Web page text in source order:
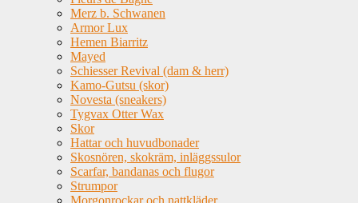
Merz b. Schwanen
Armor Lux
Hemen Biarritz
Mayed
Schiesser Revival (dam & herr)
Kamo-Gutsu (skor)
Novesta (sneakers)
Tygvax Otter Wax
Skor
Hattar och huvudbonader
Skosnören, skokräm, inläggssulor
Scarfar, bandanas och flugor
Strumpor
Morgonrockar och nattkläder